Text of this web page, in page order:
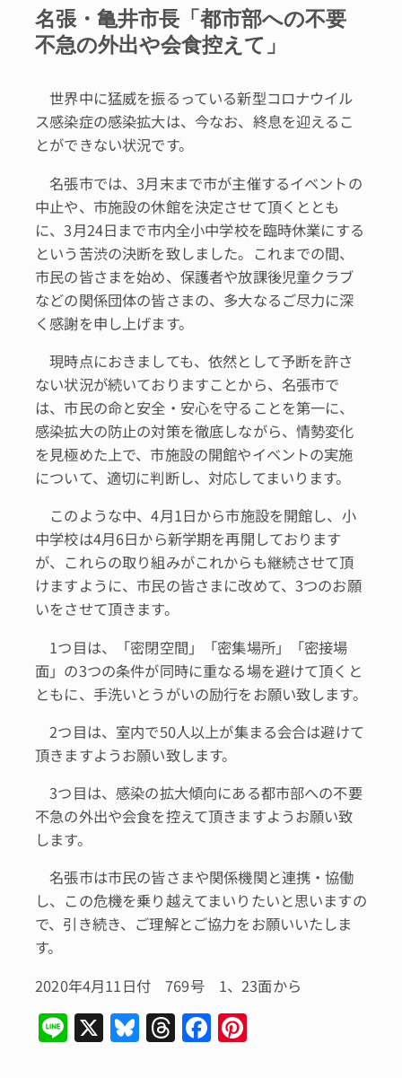
名張・亀井市長「都市部への不要
不急の外出や会食控えて」
世界中に猛威を振るっている新型コロナウイル
ス感染症の感染拡大は、今なお、終息を迎えるこ
とができない状況です。
名張市では、3月末まで市が主催するイベントの
中止や、市施設の休館を決定させて頂くととも
に、3月24日まで市内全小中学校を臨時休業にする
という苦渋の決断を致しました。これまでの間、
市民の皆さまを始め、保護者や放課後児童クラブ
などの関係団体の皆さまの、多大なるご尽力に深
く感謝を申し上げます。
現時点におきましても、依然として予断を許さ
ない状況が続いておりますことから、名張市で
は、市民の命と安全・安心を守ることを第一に、
感染拡大の防止の対策を徹底しながら、情勢変化
を見極めた上で、市施設の開館やイベントの実施
について、適切に判断し、対応してまいります。
このような中、4月1日から市施設を開館し、小
中学校は4月6日から新学期を再開しております
が、これらの取り組みがこれからも継続させて頂
けますように、市民の皆さまに改めて、3つのお願
いをさせて頂きます。
1つ目は、「密閉空間」「密集場所」「密接場
面」の3つの条件が同時に重なる場を避けて頂くと
ともに、手洗いとうがいの励行をお願い致します。
2つ目は、室内で50人以上が集まる会合は避けて
頂きますようお願い致します。
3つ目は、感染の拡大傾向にある都市部への不要
不急の外出や会食を控えて頂きますようお願い致
します。
名張市は市民の皆さまや関係機関と連携・協働
し、この危機を乗り越えてまいりたいと思いますの
で、引き続き、ご理解とご協力をお願いいたしま
す。
2020年4月11日付 769号 1、23面から
Li
n
X Bl
u
T
hr
F
a